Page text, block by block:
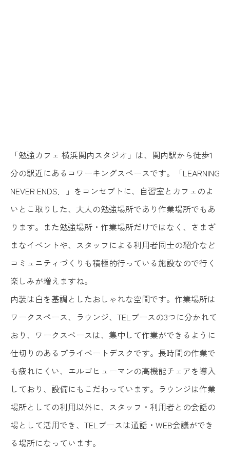
「勉強カフェ 横浜関内スタジオ」は、関内駅から徒歩1
分の駅近にあるコワーキングスペースです。「LEARNING
NEVER ENDS．」をコンセプトに、自習室とカフェのよ
いとこ取りした、大人の勉強場所であり作業場所でもあ
ります。また勉強場所・作業場所だけではなく、さまざ
まなイベントや、スタッフによる利用者同士の紹介など
コミュニティづくりも積極的行っている施設なので行く
楽しみが増えますね。
内装は白を基調としたおしゃれな空間です。作業場所は
ワークスペース、ラウンジ、TELブースの3つに分かれて
おり、ワークスペースは、集中して作業ができるように
仕切りのあるプライベートデスクです。長時間の作業で
も疲れにくい、エルゴヒューマンの高機能チェアを導入
しており、設備にもこだわっています。ラウンジは作業
場所としての利用以外に、スタッフ・利用者との会話の
場として活用でき、TELブースは通話・WEB会議ができ
る場所になっています。